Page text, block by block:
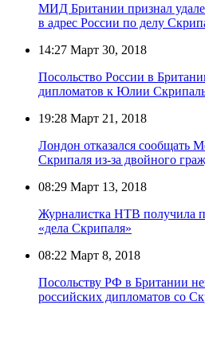
МИД Британии признал
в адрес России по делу
14:27 Март 30, 2018
Посольство России в
дипломатов к Юлии
19:28 Март 21, 2018
Лондон отказался сообщать
Скрипаля из-за двойного
08:29 Март 13, 2018
Журналистка НТВ получила
«дела Скрипаля»
08:22 Март 8, 2018
Посольству РФ в Британии
российских дипломатов со